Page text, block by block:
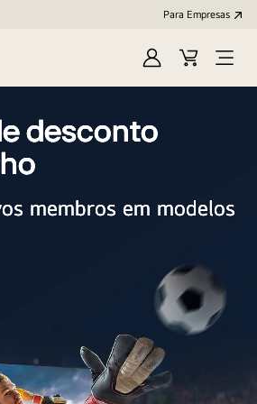
Para Empresas
Iniciar
sessão
Cart
Open
Menu
desconto
membros em modelos